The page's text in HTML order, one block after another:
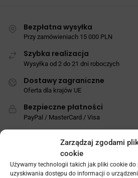
Zarządzaj zgodami
cookie
Używamy technologii takich jak pliki cookie
uzyskiwania dostępu do informacji o
Bezpłatna wysyłka
Przy zamówieniach 15 000 PLN
Szybka realizacja
Wysyłka od 2 do 21 dni roboczych
Dostawy zagraniczne
Oferta dla krajów UE
Bezpieczne płatności
PayPal / MasterCard / Visa